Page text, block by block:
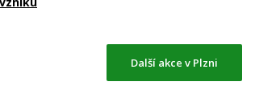
Další akce v Plzni